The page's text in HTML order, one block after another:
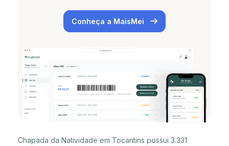
Conheça a MaisMei
Chapada da Natividade em Tocantins possui 3.331